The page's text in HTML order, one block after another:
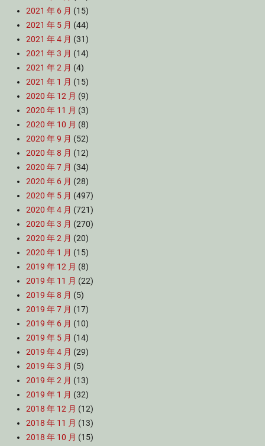
2021 年 6 月 (15)
2021 年 5 月 (44)
2021 年 4 月 (31)
2021 年 3 月 (14)
2021 年 2 月 (4)
2021 年 1 月 (15)
2020 年 12 月 (9)
2020 年 11 月 (3)
2020 年 10 月 (8)
2020 年 9 月 (52)
2020 年 8 月 (12)
2020 年 7 月 (34)
2020 年 6 月 (28)
2020 年 5 月 (497)
2020 年 4 月 (721)
2020 年 3 月 (270)
2020 年 2 月 (20)
2020 年 1 月 (15)
2019 年 12 月 (8)
2019 年 11 月 (22)
2019 年 8 月 (5)
2019 年 7 月 (17)
2019 年 6 月 (10)
2019 年 5 月 (14)
2019 年 4 月 (29)
2019 年 3 月 (5)
2019 年 2 月 (13)
2019 年 1 月 (32)
2018 年 12 月 (12)
2018 年 11 月 (13)
2018 年 10 月 (15)